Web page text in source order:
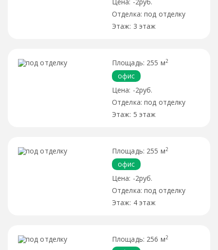
под отделку
3 этаж
255 м2
офис
-2руб.
под отделку
5 этаж
255 м2
офис
-2руб.
под отделку
4 этаж
256 м2